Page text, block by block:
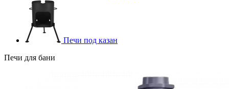
Печи под казан
Печи для бани